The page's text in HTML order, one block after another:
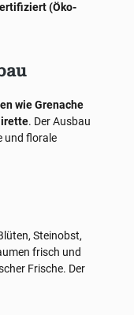
(Öko-
wie Grenache
. Der Ausbau
und florale
Steinobst,
frisch und
Frische. Der